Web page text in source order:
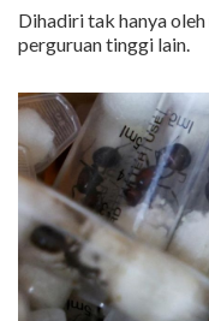
Dihadiri tak hanya
perguruan tinggi lain.